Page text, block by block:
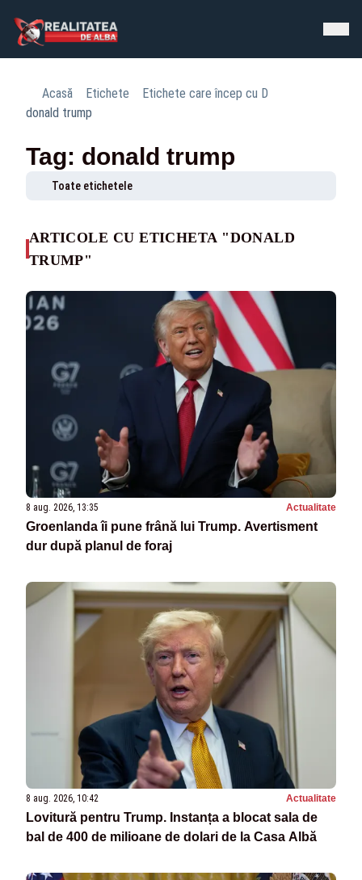
Acasă Etichete
Etichete care încep cu D
donald trump
Tag: donald trump
Toate etichetele
ARTICOLE CU ETICHETA "DONALD
TRUMP"
8 aug. 2026, 13:35 Actualitate
Groenlanda îi pune frână lui Trump. Avertisment
dur după planul de foraj
8 aug. 2026, 10:42 Actualitate
Lovitură pentru Trump. Instanța a blocat sala de
bal de 400 de milioane de dolari de la Casa Albă